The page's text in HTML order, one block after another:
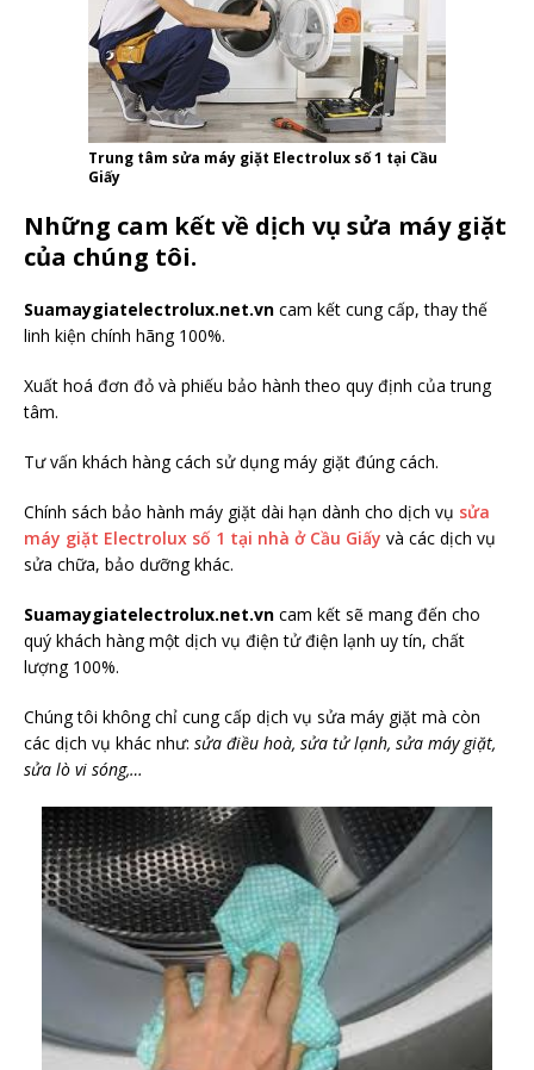
Trung tâm sửa máy giặt Electrolux số 1 tại Cầu
Giấy
Những cam kết về dịch vụ sửa máy giặt
của chúng tôi.
Suamaygiatelectrolux.net.vn cam kết cung cấp, thay thế
linh kiện chính hãng 100%.
Xuất hoá đơn đỏ và phiếu bảo hành theo quy định của trung
tâm.
Tư vấn khách hàng cách sử dụng máy giặt đúng cách.
Chính sách bảo hành máy giặt dài hạn dành cho dịch vụ sửa
máy giặt Electrolux số 1 tại nhà ở Cầu Giấy và các dịch vụ
sửa chữa, bảo dưỡng khác.
Suamaygiatelectrolux.net.vn cam kết sẽ mang đến cho
quý khách hàng một dịch vụ điện tử điện lạnh uy tín, chất
lượng 100%.
Chúng tôi không chỉ cung cấp dịch vụ sửa máy giặt mà còn
các dịch vụ khác như: sửa điều hoà, sửa tử lạnh, sửa máy giặt,
sửa lò vi sóng,…